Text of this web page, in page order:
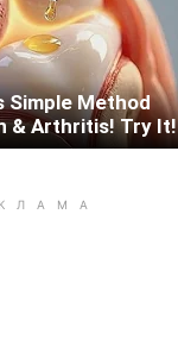
Simple Method
& Arthritis! Try It!